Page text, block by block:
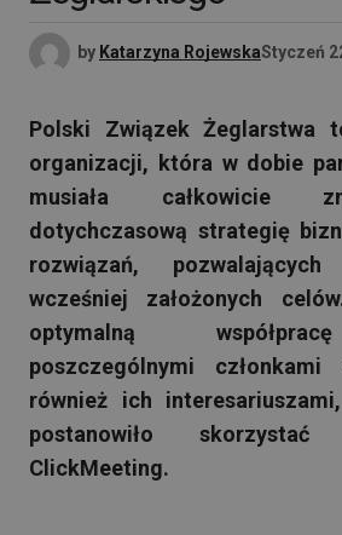
by Katarzyna RojewskaStyczeń
Polski Związek Żeglarstwa
organizacji, która w dobie
musiała całkowicie
dotychczasową strategię
rozwiązań,
wcześniej założonych
optymalną
poszczególnymi
również ich
postanowiło
ClickMeeting.